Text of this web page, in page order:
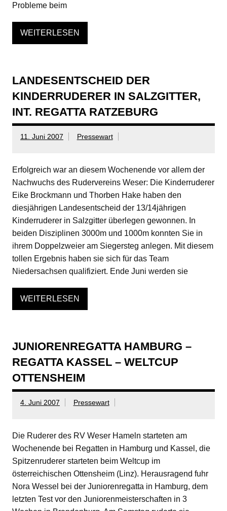
Probleme beim
WEITERLESEN
LANDESENTSCHEID DER
KINDERRUDERER IN SALZGITTER,
INT. REGATTA RATZEBURG
11. Juni 2007 Pressewart
Erfolgreich war an diesem Wochenende vor allem der
Nachwuchs des Rudervereins Weser: Die Kinderruderer
Eike Brockmann und Thorben Hake haben den
diesjährigen Landesentscheid der 13/14jährigen
Kinderruderer in Salzgitter überlegen gewonnen. In
beiden Disziplinen 3000m und 1000m konnten Sie in
ihrem Doppelzweier am Siegersteg anlegen. Mit diesem
tollen Ergebnis haben sie sich für das Team
Niedersachsen qualifiziert. Ende Juni werden sie
WEITERLESEN
JUNIORENREGATTA HAMBURG –
REGATTA KASSEL – WELTCUP
OTTENSHEIM
4. Juni 2007 Pressewart
Die Ruderer des RV Weser Hameln starteten am
Wochenende bei Regatten in Hamburg und Kassel, die
Spitzenruderer starteten beim Weltcup im
österreichischen Ottensheim (Linz). Herausragend fuhr
Nora Wessel bei der Juniorenregatta in Hamburg, dem
letzten Test vor den Juniorenmeisterschaften in 3